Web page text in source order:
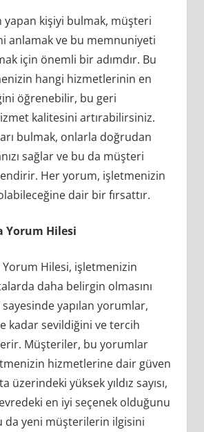
yapan kişiyi bulmak, müşteri
anlamak ve bu memnuniyeti
için önemli bir adımdır. Bu
hangi hizmetlerinin en
öğrenebilir, bu geri
kalitesini artırabilirsiniz.
bulmak, onlarla doğrudan
sağlar ve bu da müşteri
Her yorum, işletmenizin
dair bir fırsattır.
Yorum Hilesi
Hilesi, işletmenizin
daha belirgin olmasını
yapılan yorumlar,
kadar sevildiğini ve tercih
Müşteriler, bu yorumlar
hizmetlerine dair güven
üzerindeki yüksek yıldız sayısı,
en iyi seçenek olduğunu
da yeni müşterilerin ilgisini